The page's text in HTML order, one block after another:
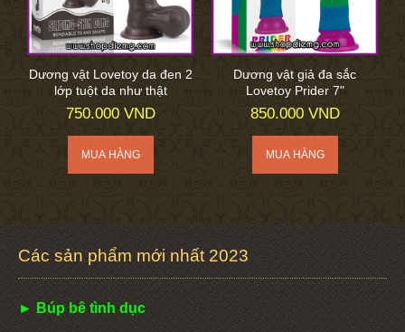
Dương vật Lovetoy da đen 2
lớp tuột da như thật
750.000 VND
Dương vật giả đa sắc
Lovetoy Prider 7"
850.000 VND
Các sản phẩm mới nhất 2023
► Búp bê tình dục